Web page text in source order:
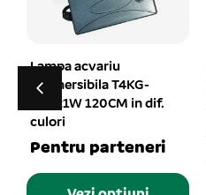
Aerator apa FENGLIBA
HG-370 70 m3/h
1 buc. per set
1195.88 lei